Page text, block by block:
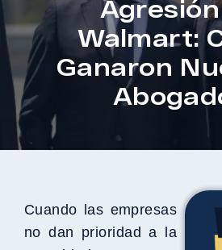
Walmart:
Ganaron
Cuando las empresas
no dan prioridad a la